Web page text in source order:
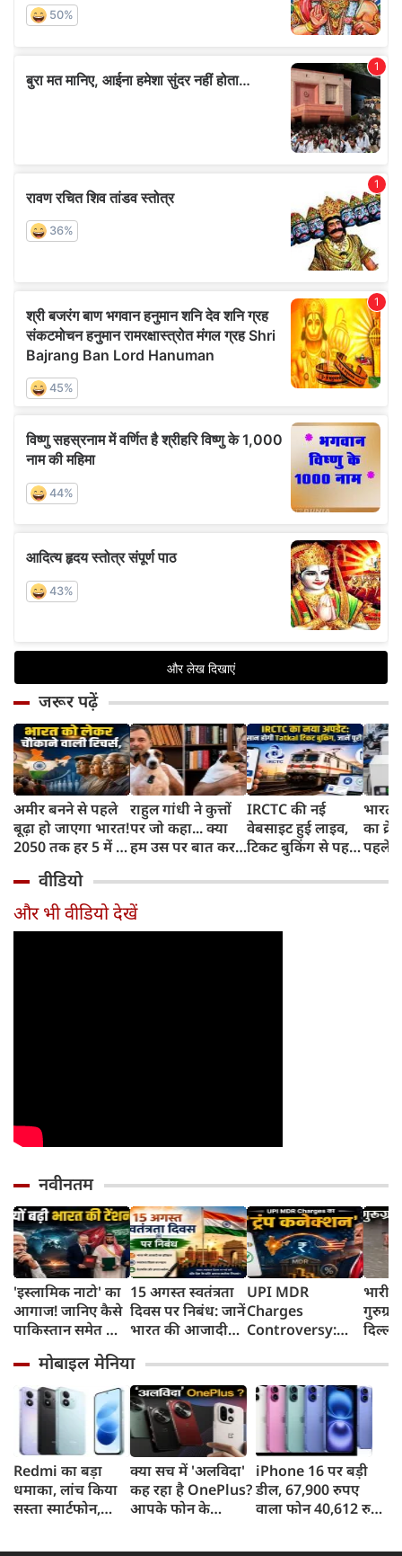
जरूर पढ़ें
अमीर बनने से पहले
बूढ़ा हो जाएगा भारत!
2050 तक हर 5 में 1
साल से ज्यादा उम्र का
राहुल गांधी ने कुत्तों
पर जो कहा... क्या
हम उस पर बात कर
IRCTC की नई
वेबसाइट हुई लाइव,
टिकट बुकिंग से पहले
काम, जानें पूरा
भारत
का
पहले
और
वीडियो
और भी वीडियो देखें
नवीनतम
'इस्लामिक नाटो' का
आगाज! जानिए कैसे
पाकिस्तान समेत तीन
बढ़ाई भारत की टेंशन
15 अगस्त स्वतंत्रता
दिवस पर निबंध: जानें
भारत की आजादी
महत्व
UPI MDR
Charges
Controversy:
'ट्रंप कनेक्शन' की
क्यों हो रही चर्चा?
भारी
मोबाइल मेनिया
Redmi का बड़ा
धमाका, लांच किया
सस्ता स्मार्टफोन,
क्या सच में 'अलविदा'
कह रहा है OnePlus?
आपके फोन के
iPhone 16 पर बड़ी
डील, 67,900 रुपए
वाला फोन 40,612 रुपए